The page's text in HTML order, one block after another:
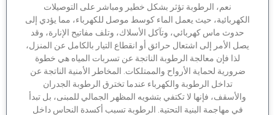
نعم، الرطوبة تؤثر بشكل خطير ومباشر على التوصيلات
حيث يعمل الماء كوسط موصل للكهرباء، مما يؤدي إلى
حدوث ماس كهربائي، وتآكل الأسلاك، وتلف مفاتيح الإنارة، وقد
الأمر إلى اشتعال حرائق أو انقطاع التيار بالكامل عن المنزل،
لذا فإن معالجة الرطوبة الناتجة عن تسربات المياه هي خطوة
لحماية الأرواح والممتلكات. المخاطر الأمنية الناتجة عن
تداخل الرطوبة والكهرباء عندما تخترق الرطوبة الجدران
فإنها لا تكتفي بتشويه المظهر الجمالي للمبنى، بل تبدأ
في مهاجمة البنية التحتية. الرطوبة تسبب أكسدة النحاس داخل